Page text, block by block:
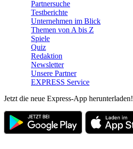
Partnersuche
Testberichte
Unternehmen im Blick
Themen von A bis Z
Spiele
Quiz
Redaktion
Newsletter
Unsere Partner
EXPRESS Service
Jetzt die neue Express-App herunterladen!